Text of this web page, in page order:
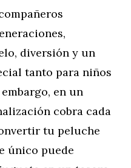
diversión y un
tanto para niños
en un
cobra cada
tu peluche
único puede